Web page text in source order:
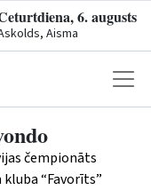
6. augusts
Aisma
čempionāts
“Favorīts”